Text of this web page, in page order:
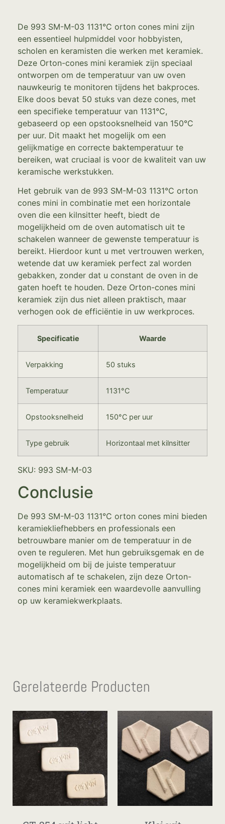
De 993 SM-M-03 1131°C orton cones mini zijn
een essentieel hulpmiddel voor hobbyisten,
scholen en keramisten die werken met keramiek.
Deze Orton-cones mini keramiek zijn speciaal
ontworpen om de temperatuur van uw oven
nauwkeurig te monitoren tijdens het bakproces.
Elke doos bevat 50 stuks van deze cones, met
een specifieke temperatuur van 1131°C,
gebaseerd op een opstooksnelheid van 150°C
per uur. Dit maakt het mogelijk om een
gelijkmatige en correcte baktemperatuur te
bereiken, wat cruciaal is voor de kwaliteit van uw
keramische werkstukken.
Het gebruik van de 993 SM-M-03 1131°C orton
cones mini in combinatie met een horizontale
oven die een kilnsitter heeft, biedt de
mogelijkheid om de oven automatisch uit te
schakelen wanneer de gewenste temperatuur is
bereikt. Hierdoor kunt u met vertrouwen werken,
wetende dat uw keramiek perfect zal worden
gebakken, zonder dat u constant de oven in de
gaten hoeft te houden. Deze Orton-cones mini
keramiek zijn dus niet alleen praktisch, maar
verhogen ook de efficiëntie in uw werkproces.
Specificatie Waarde
Verpakking 50 stuks
Temperatuur 1131°C
Opstooksnelheid 150°C per uur
Type gebruik Horizontaal met kilnsitter
SKU: 993 SM-M-03
Conclusie
De 993 SM-M-03 1131°C orton cones mini bieden
keramiekliefhebbers en professionals een
betrouwbare manier om de temperatuur in de
oven te reguleren. Met hun gebruiksgemak en de
mogelijkheid om bij de juiste temperatuur
automatisch af te schakelen, zijn deze Orton-
cones mini keramiek een waardevolle aanvulling
op uw keramiekwerkplaats.
Gerelateerde Producten